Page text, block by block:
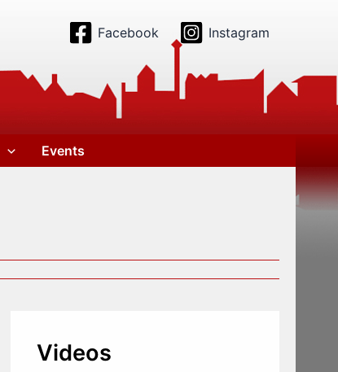
Facebook Instagram
Events
Videos